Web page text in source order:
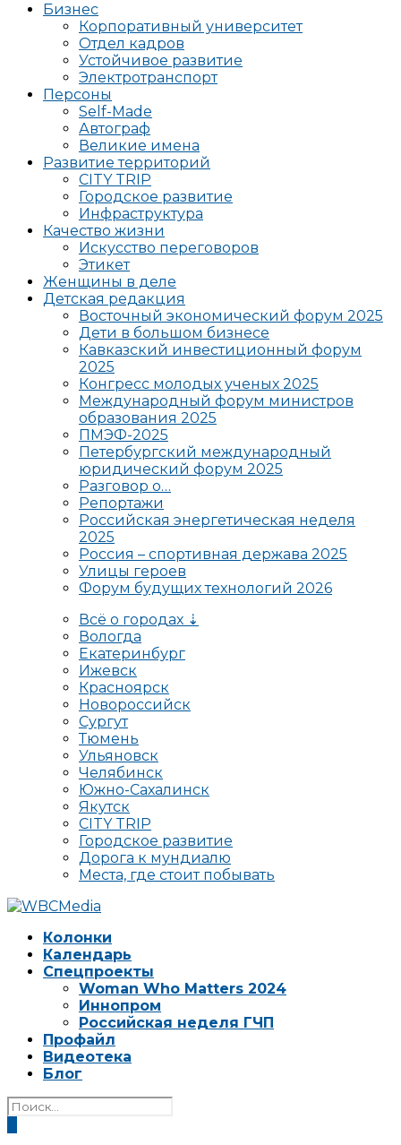
Бизнес
Корпоративный университет
Отдел кадров
Устойчивое развитие
Электротранспорт
Персоны
Self-Made
Автограф
Великие имена
Развитие территорий
CITY TRIP
Городское развитие
Инфраструктура
Качество жизни
Искусство переговоров
Этикет
Женщины в деле
Детская редакция
Восточный экономический форум 2025
Дети в большом бизнесе
Кавказский инвестиционный форум
2025
Конгресс молодых ученых 2025
Международный форум министров
образования 2025
ПМЭФ-2025
Петербургский международный
юридический форум 2025
Разговор о…
Репортажи
Российская энергетическая неделя
2025
Россия – спортивная держава 2025
Улицы героев
Форум будущих технологий 2026
Всё о городах ⇣
Вологда
Екатеринбург
Ижевск
Красноярск
Новороссийск
Сургут
Тюмень
Ульяновск
Челябинск
Южно-Сахалинск
Якутск
CITY TRIP
Городское развитие
Дорога к мундиалю
Места, где стоит побывать
Колонки
Календарь
Спецпроекты
Woman Who Matters 2024
Иннопром
Российская неделя ГЧП
Профайл
Видеотека
Блог